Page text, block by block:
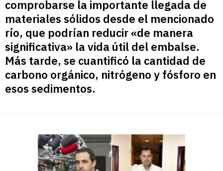
comprobarse la importante llegada de
materiales sólidos desde el mencionado
río, que podrían reducir «de manera
significativa» la vida útil del embalse.
Más tarde, se cuantificó la cantidad de
carbono orgánico, nitrógeno y fósforo en
esos sedimentos.